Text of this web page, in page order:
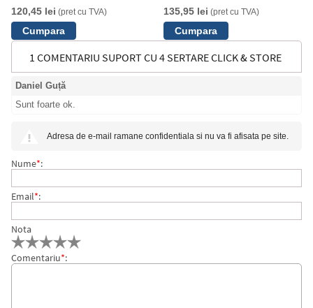
120,45 lei (pret cu TVA)
135,95 lei (pret cu TVA)
1 COMENTARIU SUPORT CU 4 SERTARE CLICK & STORE
WOW LEITZ
Daniel Guță
Sunt foarte ok.
Adresa de e-mail ramane confidentiala si nu va fi afisata pe site.
Nume*:
Email*:
Nota
Comentariu*: